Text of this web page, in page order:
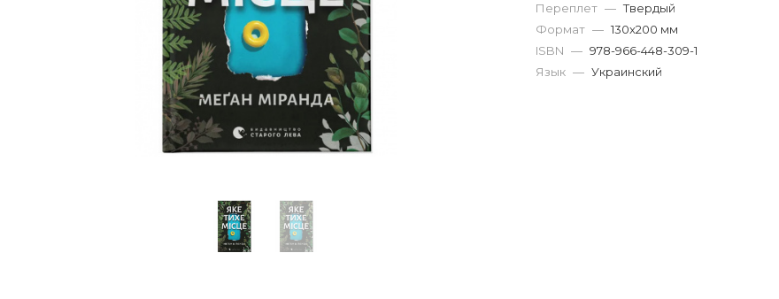
Переплет — Твердый
Формат — 130x200 мм
ISBN — 978-966-448-309-1
Язык — Украинский